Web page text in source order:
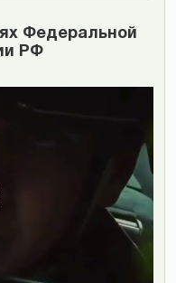
Федеральной
РФ